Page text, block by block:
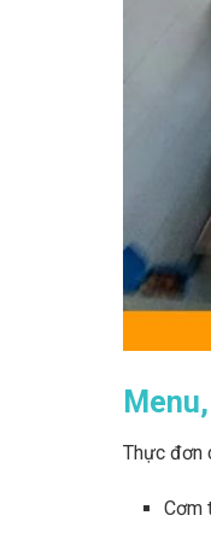
Thực đơn
Cơm